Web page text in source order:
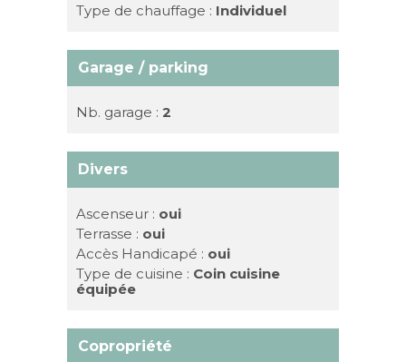
Type de chauffage : Individuel
Garage / parking
Nb. garage :2
Divers
Ascenseur : oui
Terrasse : oui
Accès Handicapé : oui
Type de cuisine : Coin cuisine
équipée
Copropriété